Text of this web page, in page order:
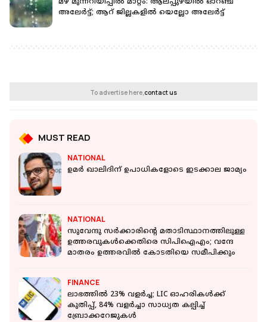
മഴ മുന്നറിയിപ്പിൽ മാറ്റം: ആലപ്പുഴയിൽ ഓറഞ്ച്
അലേർട്ട്; ആറ് ജില്ലകളിൽ യെല്ലോ അലേർട്ട്
To advertise here,contact us
MUST READ
NATIONAL
ഉമര്‍ ഖാലിദിന് ഉപാധികളോടെ ഇടക്കാല ജാമ്യം
NATIONAL
സുവേന്ദു സർക്കാരിൻ്റെ മതാടിസ്ഥാനത്തിലുള്ള
ഉത്തരവുകൾക്കെതിരെ സിപിഐഎം; വന്ദേ
മാതരം ഉത്തരവിൽ കോടതിയെ സമീപിക്കും
FINANCE
ലാഭത്തിൽ 23% വളർച്ച; LIC ഓഹരികൾക്ക്
കുതിപ്പ്, 84% വളർച്ചാ സാധ്യത കല്പിച്ച്
ബ്രോക്കറേജുകൾ